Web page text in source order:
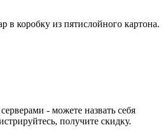
в коробку из пятислойного картона.
- можете назвать себя
получите скидку.